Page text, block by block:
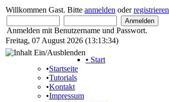
Willkommen Gast. Bitte anmelden oderregistrieren
Anmelden mit Benutzername und Passwort.
Freitag, 07 August 2026 (13:13:34)
• Start
•Startseite
•Tutorials
•Kontakt
•Impressum